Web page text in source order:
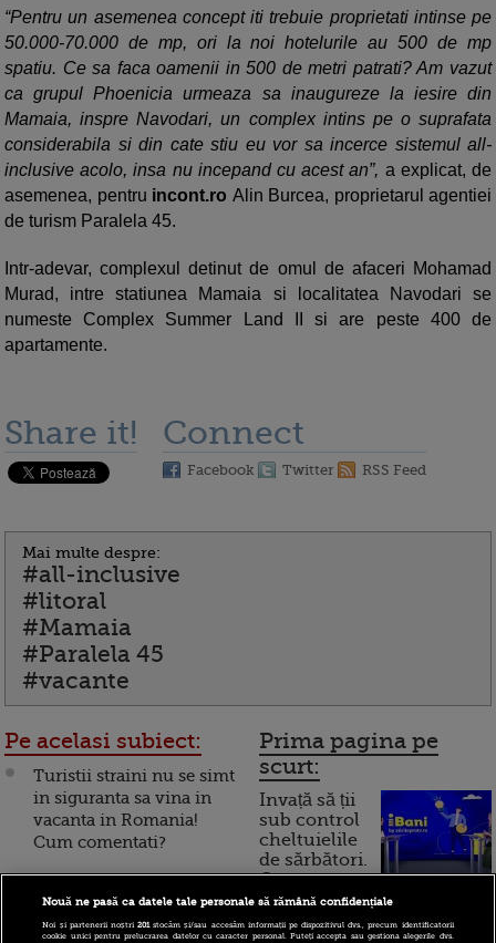
“Pentru un asemenea concept iti trebuie proprietati intinse pe
50.000-70.000 de mp, ori la noi hotelurile au 500 de mp
spatiu. Ce sa faca oamenii in 500 de metri patrati? Am vazut
ca grupul Phoenicia urmeaza sa inaugureze la iesire din
Mamaia, inspre Navodari, un complex intins pe o suprafata
considerabila si din cate stiu eu vor sa incerce sistemul all-
inclusive acolo, insa nu incepand cu acest an”, a explicat, de
asemenea, pentru incont.ro Alin Burcea, proprietarul agentiei
de turism Paralela 45.
Intr-adevar, complexul detinut de omul de afaceri Mohamad
Murad, intre statiunea Mamaia si localitatea Navodari se
numeste Complex Summer Land II si are peste 400 de
apartamente.
Share it! Connect
Facebook Twitter RSS Feed
Mai multe despre:
#all-inclusive
#litoral
#Mamaia
#Paralela 45
#vacante
Pe acelasi subiect:
Turistii straini nu se simt
in siguranta sa vina in
vacanta in Romania!
Cum comentati?
O treime din romani stau
acasa pe banii statului!
Prima pagina pe
scurt:
Invață să ții
sub control
cheltuielile
de sărbători.
Cum
funcționează cardul de
Nouă ne pasă ca datele tale personale să rămână confidențiale
Noi și partenerii noștri201stocăm și/sau accesăm informații pe dispozitivul dvs., precum identificatorii
cookie unici pentru prelucrarea datelor cu caracter personal. Puteți accepta sau gestiona alegerile dvs.